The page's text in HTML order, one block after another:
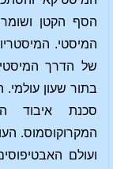
הסף הקטן
המיסטי.
של הדרך
בתור שעון
סכנת איבוד
המקרוקוסמוס.
ועולם